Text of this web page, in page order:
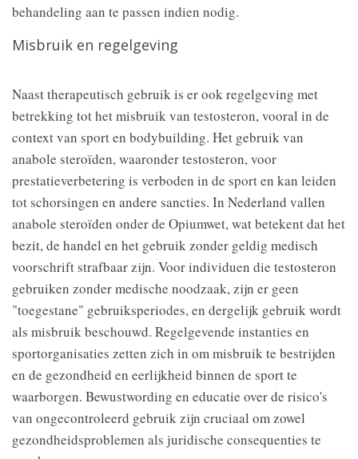
behandeling aan te passen indien nodig.
Misbruik en regelgeving
Naast therapeutisch gebruik is er ook regelgeving met
betrekking tot het misbruik van testosteron, vooral in de
context van sport en bodybuilding. Het gebruik van
anabole steroïden, waaronder testosteron, voor
prestatieverbetering is verboden in de sport en kan leiden
tot schorsingen en andere sancties. In Nederland vallen
anabole steroïden onder de Opiumwet, wat betekent dat het
bezit, de handel en het gebruik zonder geldig medisch
voorschrift strafbaar zijn. Voor individuen die testosteron
gebruiken zonder medische noodzaak, zijn er geen
"toegestane" gebruiksperiodes, en dergelijk gebruik wordt
als misbruik beschouwd. Regelgevende instanties en
sportorganisaties zetten zich in om misbruik te bestrijden
en de gezondheid en eerlijkheid binnen de sport te
waarborgen. Bewustwording en educatie over de risico's
van ongecontroleerd gebruik zijn cruciaal om zowel
gezondheidsproblemen als juridische consequenties te